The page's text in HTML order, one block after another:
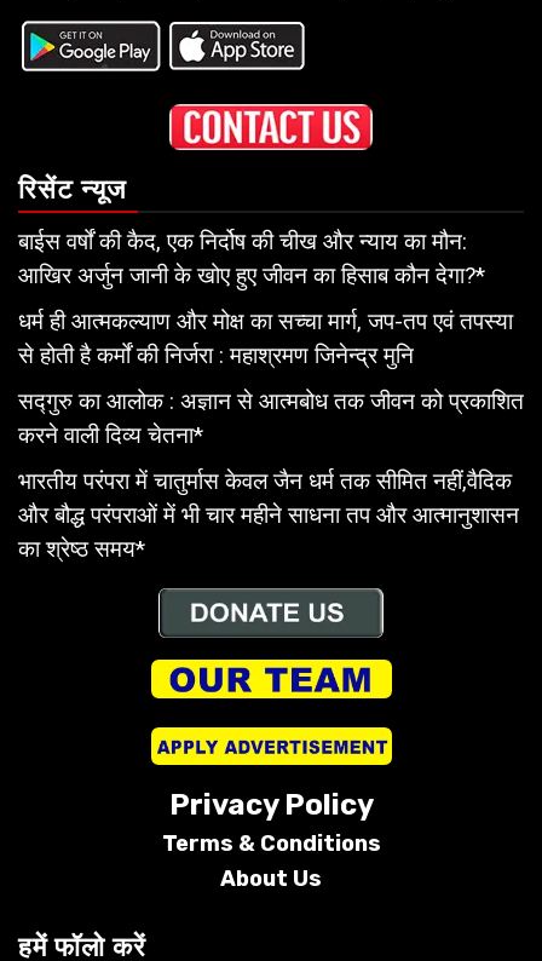
रिसेंट न्यूज
बाईस वर्षों की कैद, एक निर्दोष की चीख और न्याय का मौन:
आखिर अर्जुन जानी के खोए हुए जीवन का हिसाब कौन देगा?*
धर्म ही आत्मकल्याण और मोक्ष का सच्चा मार्ग, जप-तप एवं तपस्या
से होती है कर्मों की निर्जरा : महाश्रमण जिनेन्द्र मुनि
सद्गुरु का आलोक : अज्ञान से आत्मबोध तक जीवन को प्रकाशित
करने वाली दिव्य चेतना*
भारतीय परंपरा में चातुर्मास केवल जैन धर्म तक सीमित नहीं,वैदिक
और बौद्ध परंपराओं में भी चार महीने साधना तप और आत्मानुशासन
का श्रेष्ठ समय*
Privacy Policy
Terms & Conditions
About Us
हमें फॉलो करें